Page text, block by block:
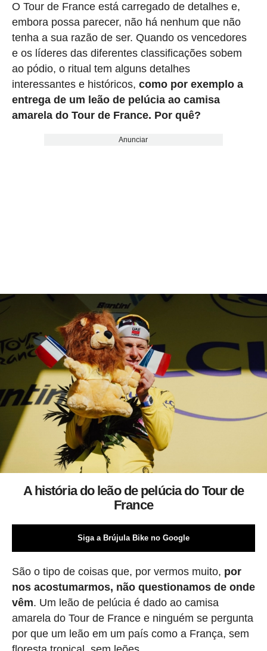
O Tour de France está carregado de detalhes e,
embora possa parecer, não há nenhum que não
tenha a sua razão de ser. Quando os vencedores
e os líderes das diferentes classificações sobem
ao pódio, o ritual tem alguns detalhes
interessantes e históricos, como por exemplo a
entrega de um leão de pelúcia ao camisa
amarela do Tour de France. Por quê?
Anunciar
A história do leão de pelúcia do Tour de
France
Siga a Brújula Bike no Google
São o tipo de coisas que, por vermos muito, por
nos acostumarmos, não questionamos de onde
vêm. Um leão de pelúcia é dado ao camisa
amarela do Tour de France e ninguém se pergunta
por que um leão em um país como a França, sem